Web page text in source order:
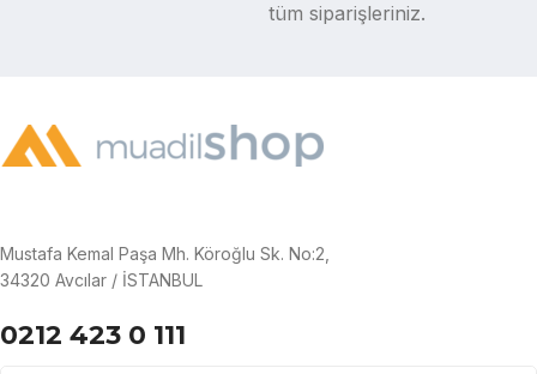
tüm siparişleriniz.
Mustafa Kemal Paşa Mh. Köroğlu Sk. No:2,
34320 Avcılar / İSTANBUL
0212 423 0 111